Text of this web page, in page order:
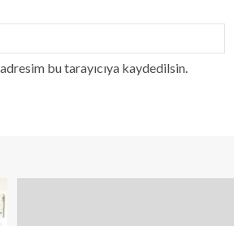
bu tarayıcıya kaydedilsin.